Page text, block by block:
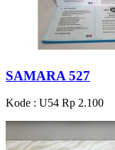
SAMARA 527
Kode : U54 Rp 2.100